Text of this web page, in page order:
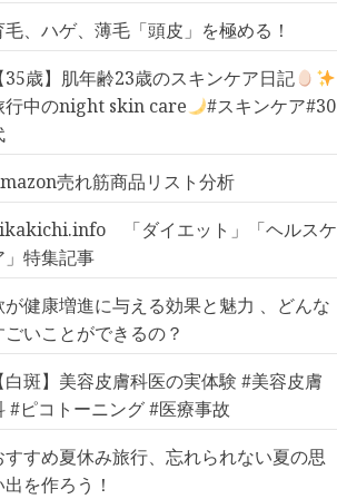
毛、ハゲ、薄毛「頭皮」を極める！
35歳】肌年齢23歳のスキンケア日記
行中のnight skin care
#スキンケア#30
売れ筋商品リスト分析
「ダイエット」「ヘルスケ
」特集記事
が健康増進に与える効果と魅力 、どんな
ごいことができるの？
白斑】美容皮膚科医の実体験 #美容皮膚
#ピコトーニング #医療事故
すすめ夏休み旅行、忘れられない夏の思
出を作ろう！